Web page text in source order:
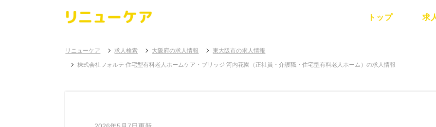
トップ 求
リニューケア 求人検索 大阪府の求人情報 東大阪市の求人情報
株式会社フォルテ 住宅型有料老人ホームケア・ブリッジ 河内花園（正社員・介護職・住宅型有料老人ホーム）の求人情報